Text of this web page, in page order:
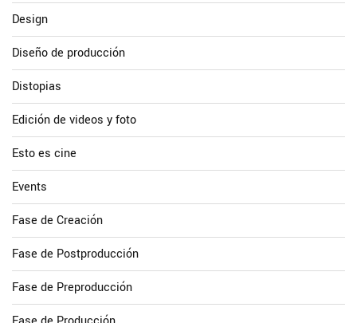
Design
Diseño de producción
Distopias
Edición de videos y foto
Esto es cine
Events
Fase de Creación
Fase de Postproducción
Fase de Preproducción